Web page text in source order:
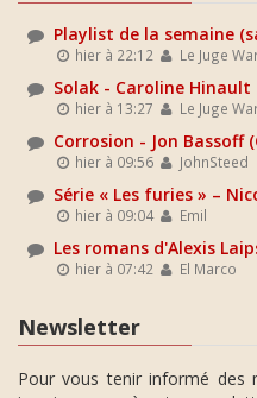
Playlist de la semaine
hier à 22:12 Le Juge
Solak - Caroline Hinault
hier à 13:27 Le Juge
Corrosion - Jon Bassoff
hier à 09:56 JohnSteed
Série « Les furies » –
hier à 09:04 Emil
Les romans d'Alexis
hier à 07:42 El Marco
Newsletter
Pour vous tenir informé des